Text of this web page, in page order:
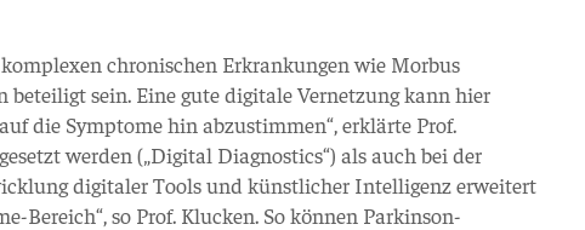
chronischen Erkrankungen wie Morbus
beteiligt sein. Eine gute digitale Vernetzung kann hier
die Symptome hin abzustimmen“, erklärte Prof.
werden („Digital Diagnostics“) als auch bei der
digitaler Tools und künstlicher Intelligenz erweitert
so Prof. Klucken. So können Parkinson-